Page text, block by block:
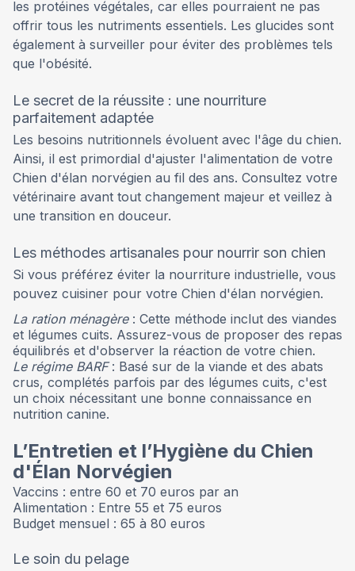
les protéines végétales, car elles pourraient ne pas
offrir tous les nutriments essentiels. Les glucides sont
également à surveiller pour éviter des problèmes tels
que l'obésité.
Le secret de la réussite : une nourriture
parfaitement adaptée
Les besoins nutritionnels évoluent avec l'âge du chien.
Ainsi, il est primordial d'ajuster l'alimentation de votre
Chien d'élan norvégien au fil des ans. Consultez votre
vétérinaire avant tout changement majeur et veillez à
une transition en douceur.
Les méthodes artisanales pour nourrir son chien
Si vous préférez éviter la nourriture industrielle, vous
pouvez cuisiner pour votre Chien d'élan norvégien.
La ration ménagère: Cette méthode inclut des viandes
et légumes cuits. Assurez-vous de proposer des repas
équilibrés et d'observer la réaction de votre chien.
Le régime BARF: Basé sur de la viande et des abats
crus, complétés parfois par des légumes cuits, c'est
un choix nécessitant une bonne connaissance en
nutrition canine.
L’Entretien et l’Hygiène du Chien
d'Élan Norvégien
Vaccins : entre 60 et 70 euros par an
Alimentation : Entre 55 et 75 euros
Budget mensuel : 65 à 80 euros
Le soin du pelage